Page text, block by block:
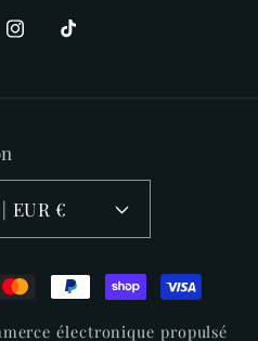
Instagram
TikTok
France | EUR €
électronique propulsé